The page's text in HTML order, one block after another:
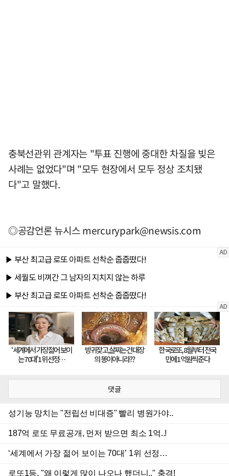
충북선관위 관계자는 "투표 진행에 중대한 차질을 빚은
사례는 없었다"며 "모두 현장에서 모두 정상 조치됐
다"고 말했다.
◎공감언론 뉴시스mercurypark@newsis.com
댓글